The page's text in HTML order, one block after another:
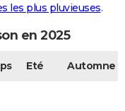
les plus pluvieuses.
en 2025
Eté Automne